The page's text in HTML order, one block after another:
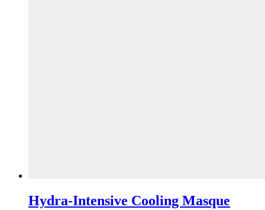
Hydra-Intensive Cooling Masque